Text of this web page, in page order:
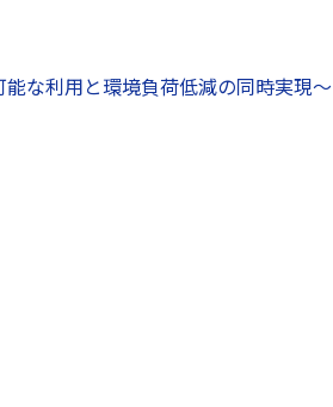
な利用と環境負荷低減の同時実現～